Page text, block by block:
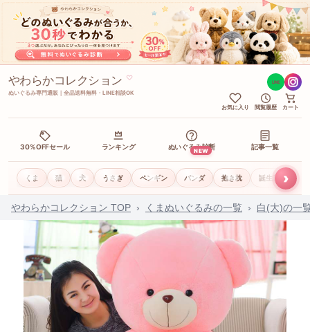
やわらかコレクション ♡
ぬいぐるみ専門通販｜全品送料無料・LINE相談OK
LINE
お気に入り 閲覧履歴 カート
30%OFFセール ランキング ぬいぐるみ診断
NEW 記事一覧
くま 猫 犬 うさぎ ペンギン パンダ 抱き枕 誕生日ギフト
›
やわらかコレクション TOP › くまぬいぐるみの一覧 › 白(大)の一